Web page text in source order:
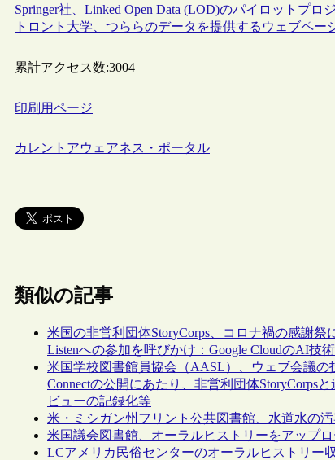
Springer社、Linked Open Data (LOD)のパイロットプロ
トロント大学、つららのデータを提供するウェブペー
累計アクセス数:3004
印刷用ページ
カレントアウェアネス・ポータル
類似の記事
米国の非営利団体StoryCorps、コロナ禍の感謝
Listenへの参加を呼びかけ：Google CloudのAI技
米国学校図書館員協会（AASL）、ウェブ会議の
Connectの公開にあたり、非営利団体StoryCorps
ビューの記録化等
米・ミシガン州フリント公共図書館、水道水の
米国議会図書館、オーラルヒストリーをアップ
LCアメリカ民俗センターのオーラルヒストリー